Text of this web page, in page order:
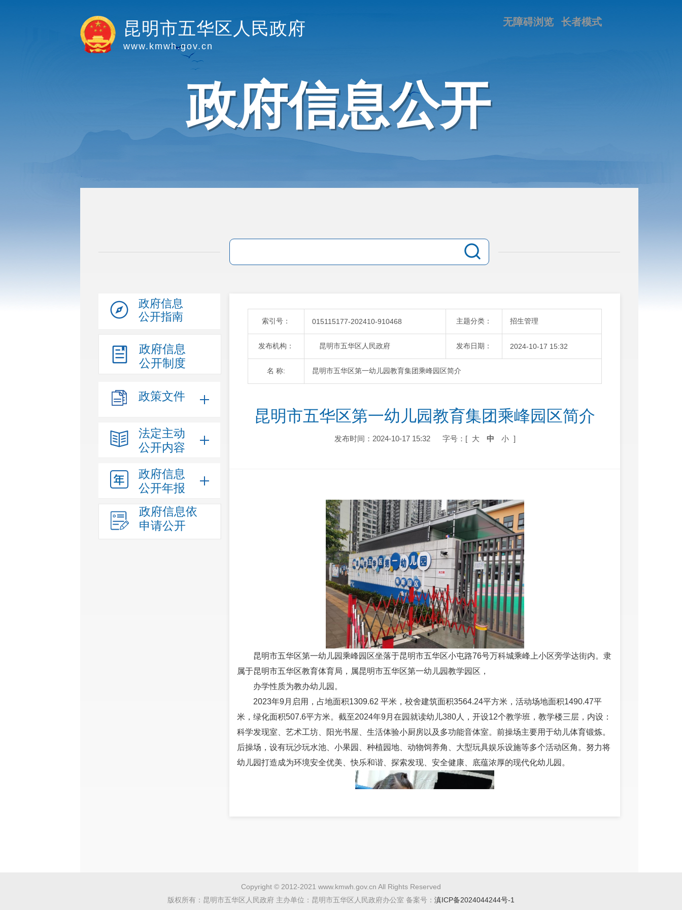
昆明市五华区人民政府
www.kmwh.gov.cn
长者模式
无障碍浏览
政府信息公开
政府信息
公开指南
政府信息
公开制度
政策文件
法定主动
公开内容
政府信息
公开年报
政府信息依
申请公开
索引号： 015115177-202410-910468 主题分类： 招生管理
发布机构： 昆明市五华区人民政府 发布日期： 2024-10-17 15:32
名 称: 昆明市五华区第一幼儿园教育集团乘峰园区简介
昆明市五华区第一幼儿园教育集团乘峰园区简介
发布时间：2024-10-17 15:32 字号：[ 大 中 小 ]
昆明市五华区第一幼儿园乘峰园区坐落于昆明市五华区小屯路76号万科城乘峰上小区旁学达街内。隶
属于昆明市五华区教育体育局，属昆明市五华区第一幼儿园教学园区，
办学性质为教办幼儿园。
2023年9月启用，占地面积1309.62 平米，校舍建筑面积3564.24平方米，活动场地面积1490.47平
米，绿化面积507.6平方米。截至2024年9月在园就读幼儿380人，开设12个教学班，教学楼三层，内设：
科学发现室、艺术工坊、阳光书屋、生活体验小厨房以及多功能音体室。前操场主要用于幼儿体育锻炼。
后操场，设有玩沙玩水池、小果园、种植园地、动物饲养角、大型玩具娱乐设施等多个活动区角。努力将
幼儿园打造成为环境安全优美、快乐和谐、探索发现、安全健康、底蕴浓厚的现代化幼儿园。
Copyright © 2012-2021 www.kmwh.gov.cn All Rights Reserved
版权所有：昆明市五华区人民政府 主办单位：昆明市五华区人民政府办公室 备案号： 滇ICP备2024044244号-1